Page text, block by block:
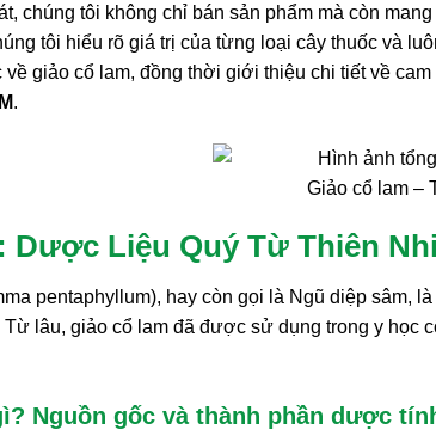
chúng tôi không chỉ bán sản phẩm mà còn
tôi hiểu rõ giá trị của từng loại cây thuốc và
về giảo cổ lam, đồng thời giới thiệu chi tiết về
.
Giảo cổ lam –
Dược Liệu Quý Từ Thiên
pentaphyllum), hay còn gọi là Ngũ diệp sâm,
Từ lâu, giảo cổ lam đã được sử dụng trong y học
Nguồn gốc và thành phần dược